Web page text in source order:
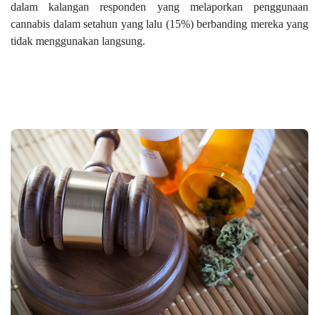
dalam kalangan responden yang melaporkan penggunaan
cannabis dalam setahun yang lalu (15%) berbanding mereka yang
tidak menggunakan langsung.